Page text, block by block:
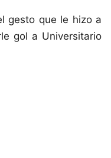
gesto que le hizo a
gol a Universitario